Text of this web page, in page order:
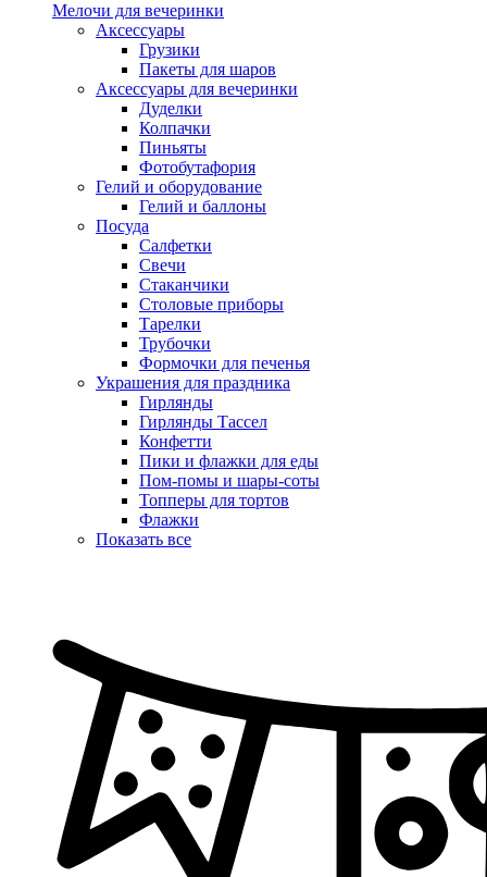
Мелочи для вечеринки
Аксессуары
Грузики
Пакеты для шаров
Аксессуары для вечеринки
Дуделки
Колпачки
Пиньяты
Фотобутафория
Гелий и оборудование
Гелий и баллоны
Посуда
Салфетки
Свечи
Стаканчики
Столовые приборы
Тарелки
Трубочки
Формочки для печенья
Украшения для праздника
Гирлянды
Гирлянды Тассел
Конфетти
Пики и флажки для еды
Пом-помы и шары-соты
Топперы для тортов
Флажки
Показать все